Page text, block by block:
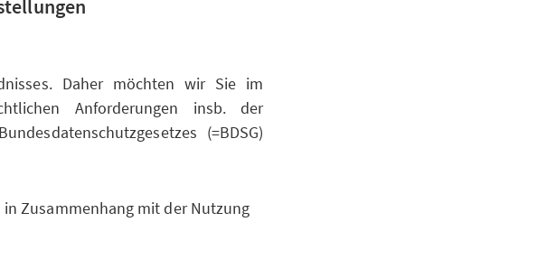
Daher möchten wir Sie im
Anforderungen insb. der
(=BDSG)
Zusammenhang mit der Nutzung